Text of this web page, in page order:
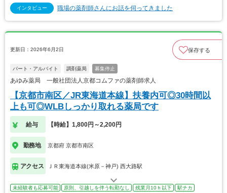
インタビュー 職場の薬剤師さんにお話を伺ってきました
更新日：2026年6月2日 保存する
パート・アルバイト 調剤薬局 募集停止
あゆみ薬局 一般社団法人京都コムファの薬剤師求人
【京都市南区／JR東海道本線】扶養内可◎30時間以
上も可◎WLBしっかり取れる薬局です
給与 【時給】1,800円～2,200円
勤務地 京都府 京都市南区
アクセス ＪＲ東海道本線(米原－神戸) 西大路駅
未経験者も応募可能 原則、引越しを伴う転勤なし 残業月10ｈ以下 駅チカ